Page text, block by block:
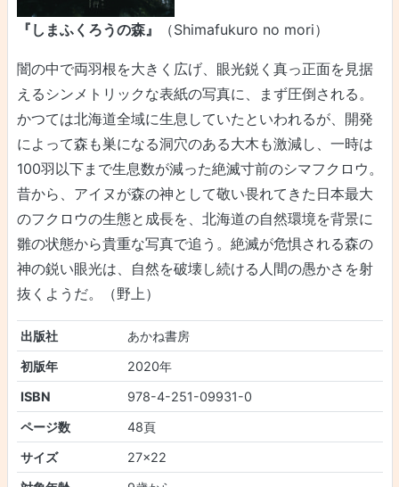
『しまふくろうの森』 （Shimafukuro no mori）
闇の中で両羽根を大きく広げ、眼光鋭く真っ正面を見据
えるシンメトリックな表紙の写真に、まず圧倒される。
かつては北海道全域に生息していたといわれるが、開発
によって森も巣になる洞穴のある大木も激減し、一時は
100羽以下まで生息数が減った絶滅寸前のシマフクロウ。
昔から、アイヌが森の神として敬い畏れてきた日本最大
のフクロウの生態と成長を、北海道の自然環境を背景に
雛の状態から貴重な写真で追う。絶滅が危惧される森の
神の鋭い眼光は、自然を破壊し続ける人間の愚かさを射
抜くようだ。（野上）
出版社
あかね書房
初版年
2020年
ISBN
978-4-251-09931-0
ページ数
48頁
サイズ
27×22